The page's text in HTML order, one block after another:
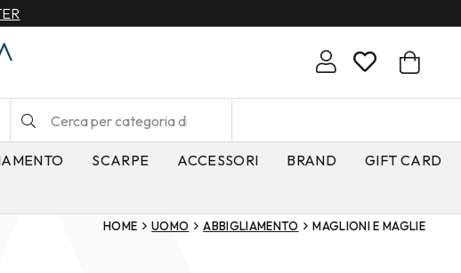
SCARPE ACCESSORI BRAND
GIFT CARD
HOME UOMO ABBIGLIAMENTO MAGLIONI E MAGLIE